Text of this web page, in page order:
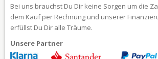
Bei uns brauchst Du Dir keine Sorgen um die
dem Kauf per Rechnung und unserer
erfüllst Du Dir alle Träume.
Unsere Partner